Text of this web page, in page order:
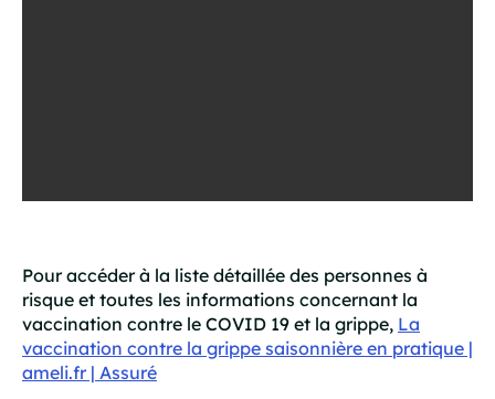
Pour accéder à la liste détaillée des personnes à
risque et toutes les informations concernant la
vaccination contre le COVID 19 et la grippe, La
vaccination contre la grippe saisonnière en pratique |
ameli.fr | Assuré